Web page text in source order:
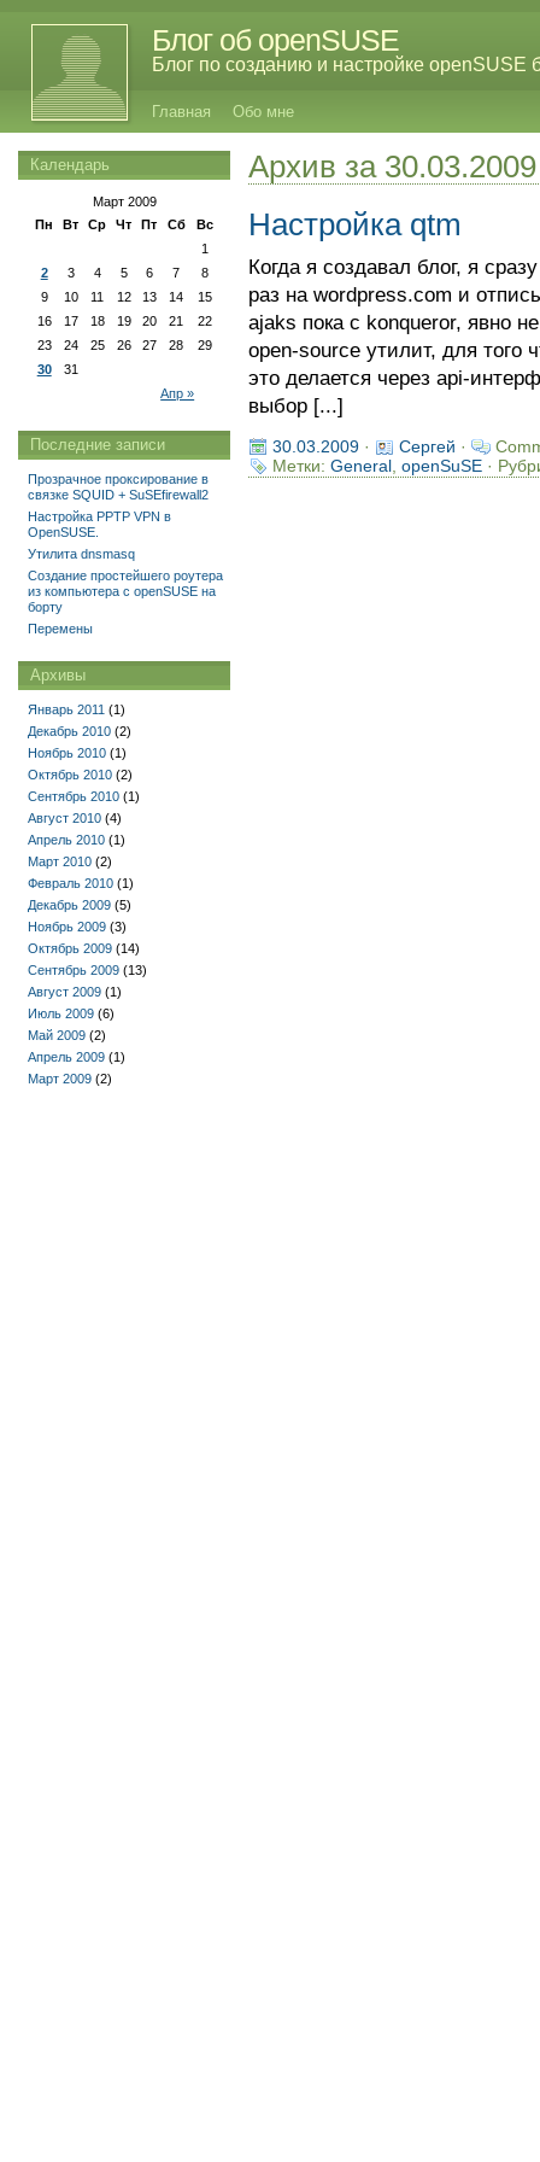
Блог об openSUSE
Блог по созданию и настройке openSUSE
Главная Обо мне
Архив за 30.03.2009
Настройка qtm
Когда я создавал блог, я
раз на wordpress.com и
ajaks пока с konqueror, явно
open-source утилит, для того
это делается через api-
выбор [...]
30.03.2009· Сергей ·
Метки: General, openSuSE·
Календарь
Март 2009
Пн
Вт Ср Чт Пт Сб Вс
Апр »
1
2
3 4 5 6 7
8
9
10 11 12 13 14
15
16
17 18 19 20 21
22
23
24 25 26 27 28
29
30
31
Последние записи
Прозрачное проксирование в
связке SQUID + SuSEfirewall2
Настройка PPTP VPN в
OpenSUSE.
Утилита dnsmasq
Создание простейшего роутера
из компьютера с openSUSE на
борту
Перемены
Архивы
Январь 2011 (1)
Декабрь 2010 (2)
Ноябрь 2010 (1)
Октябрь 2010 (2)
Сентябрь 2010 (1)
Август 2010 (4)
Апрель 2010 (1)
Март 2010 (2)
Февраль 2010 (1)
Декабрь 2009 (5)
Ноябрь 2009 (3)
Октябрь 2009 (14)
Сентябрь 2009 (13)
Август 2009 (1)
Июль 2009 (6)
Май 2009 (2)
Апрель 2009 (1)
Март 2009 (2)